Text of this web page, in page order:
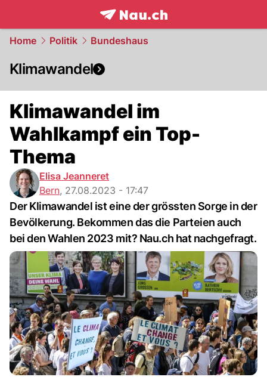
frontpage.NAU.ch
Home Politik Bundeshaus
Klimawandel
Klimawandel im
Wahlkampf ein Top-
Thema
Elisa Jeanneret
Bern, 27.08.2023 - 17:47
Der Klimawandel ist eine der grössten Sorge in der
Bevölkerung. Bekommen das die Parteien auch
bei den Wahlen 2023 mit? Nau.ch hat nachgefragt.